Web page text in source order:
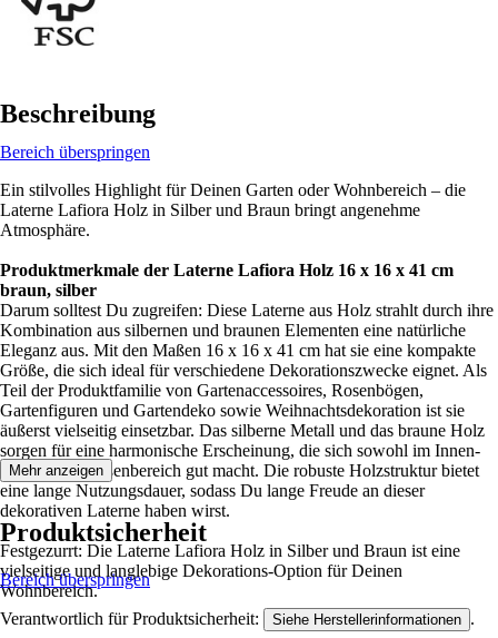
Beschreibung
Bereich überspringen
Ein stilvolles Highlight für Deinen Garten oder Wohnbereich – die
Laterne Lafiora Holz in Silber und Braun bringt angenehme
Atmosphäre.
Produktmerkmale der Laterne Lafiora Holz 16 x 16 x 41 cm
braun, silber
Darum solltest Du zugreifen: Diese Laterne aus Holz strahlt durch ihre
Kombination aus silbernen und braunen Elementen eine natürliche
Eleganz aus. Mit den Maßen 16 x 16 x 41 cm hat sie eine kompakte
Größe, die sich ideal für verschiedene Dekorationszwecke eignet. Als
Teil der Produktfamilie von Gartenaccessoires, Rosenbögen,
Gartenfiguren und Gartendeko sowie Weihnachtsdekoration ist sie
äußerst vielseitig einsetzbar. Das silberne Metall und das braune Holz
sorgen für eine harmonische Erscheinung, die sich sowohl im Innen-
als auch im Außenbereich gut macht. Die robuste Holzstruktur bietet
eine lange Nutzungsdauer, sodass Du lange Freude an dieser
dekorativen Laterne haben wirst.
Festgezurrt: Die Laterne Lafiora Holz in Silber und Braun ist eine
vielseitige und langlebige Dekorations-Option für Deinen
Wohnbereich.
Mehr anzeigen
Produktsicherheit
Bereich überspringen
Verantwortlich für Produktsicherheit: Siehe Herstellerinformationen .